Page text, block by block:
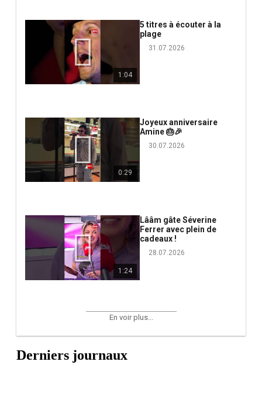
1:04
5 titres à écouter à la
plage
31.07.2026
0:29
Joyeux anniversaire
Amine 🎂🎉
30.07.2026
1:24
Lââm gâte Séverine
Ferrer avec plein de
cadeaux !
28.07.2026
En voir plus...
Derniers journaux